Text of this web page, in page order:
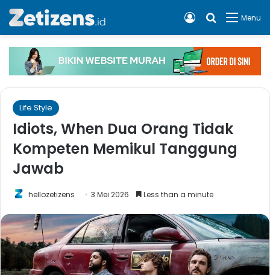
Menu
Cari apa,
Log In
Life Style
Idiots, When Dua Orang Tidak
Kompeten Memikul Tanggung
Jawab
hellozetizens 3 Mei 2026 Less than a minute